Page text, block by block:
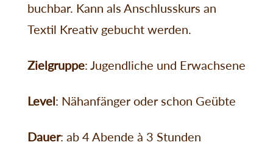
buchbar. Kann als Anschlusskurs an
Textil Kreativ gebucht werden.
Zielgruppe: Jugendliche und Erwachsene
Level: Nähanfänger oder schon Geübte
Dauer: ab 4 Abende à 3 Stunden